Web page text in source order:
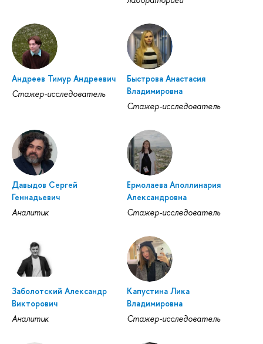
Андреев Тимур Андреевич
Стажер-исследователь
Быстрова Анастасия
Владимировна
Стажер-исследователь
Давыдов Сергей
Геннадьевич
Аналитик
Ермолаева Аполлинария
Александровна
Стажер-исследователь
Заболотский Александр
Викторович
Аналитик
Капустина Лика
Владимировна
Стажер-исследователь